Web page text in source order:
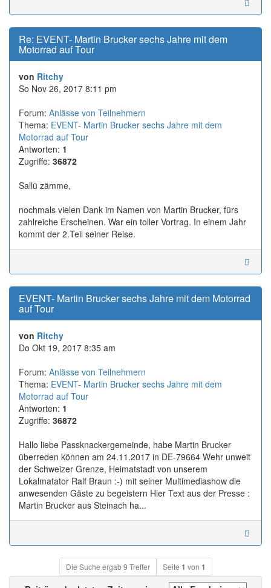
Re: EVENT- Martin Brucker sechs Jahre mit dem
Motorrad auf Tour
von Ritchy
So Nov 26, 2017 8:11 pm
Forum: Anlässe von Teilnehmern
Thema: EVENT- Martin Brucker sechs Jahre mit dem
Motorrad auf Tour
Antworten: 1
Zugriffe: 36872
Sallü zämme,
nochmals vielen Dank im Namen von Martin Brucker, fürs
zahlreiche Erscheinen. War ein toller Vortrag. In einem Jahr
kommt der 2.Teil seiner Reise.
EVENT- Martin Brucker sechs Jahre mit dem Motorrad
auf Tour
von Ritchy
Do Okt 19, 2017 8:35 am
Forum: Anlässe von Teilnehmern
Thema: EVENT- Martin Brucker sechs Jahre mit dem
Motorrad auf Tour
Antworten: 1
Zugriffe: 36872
Hallo liebe Passknackergemeinde, habe Martin Brucker
überreden können am 24.11.2017 in DE-79664 Wehr unweit
der Schweizer Grenze, Heimatstadt von unserem
Lokalmatator Ralf Braun :-) mit seiner Multimediashow die
anwesenden Gäste zu begeistern Hier Text aus der Presse :
Martin Brucker aus Steinach ha...
Die Suche ergab 9 Treffer Seite 1 von 1